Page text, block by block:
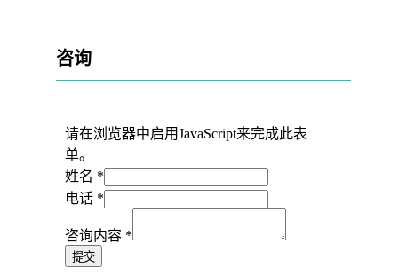
咨询
请在浏览器中启用JavaScript来完成此表
单。
姓名 *
电话 *
咨询内容 *
提交